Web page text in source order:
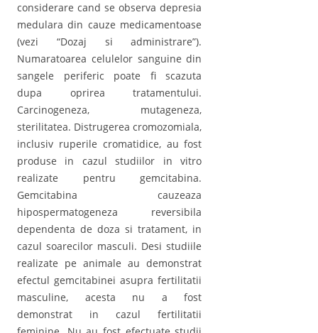
considerare cand se observa depresia
medulara din cauze medicamentoase
(vezi “Dozaj si administrare”).
Numaratoarea celulelor sanguine din
sangele periferic poate fi scazuta
dupa oprirea tratamentului.
Carcinogeneza, mutageneza,
sterilitatea. Distrugerea cromozomiala,
inclusiv ruperile cromatidice, au fost
produse in cazul studiilor in vitro
realizate pentru gemcitabina.
Gemcitabina cauzeaza
hipospermatogeneza reversibila
dependenta de doza si tratament, in
cazul soarecilor masculi. Desi studiile
realizate pe animale au demonstrat
efectul gemcitabinei asupra fertilitatii
masculine, acesta nu a fost
demonstrat in cazul fertilitatii